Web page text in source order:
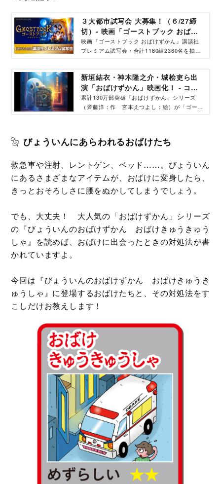
３大都市試写会 大募集！（６/27締
切）- 映画「ゴーストブック おばけ
ずかん」
映画『ゴーストブック おばけずかん』講談社
プレミアム試写会・合計1180組2360名を抽選
贈る究極の異世界冒険ファンタジー＜作品概要
＞出演：城桧吏 柴崎楓雅 サニーマックレン
ドン 吉村文香 神木隆之介 新垣結衣、監
督・脚本・VFX・ストーリー原案・キャラクタ
新垣結衣・神木隆之介・城桧吏ら出
演「おばけずかん」映画化！ - コク
リコ［cocreco］
累計130万部突破「おばけずかん」シリーズ
（斉藤洋：作 宮本えつよし：絵）が「ゴース
文香、神木隆之介、新垣結衣。【監督・脚本・
「DESTINY 鎌倉物語」「寄生獣」など。
びょういんにあらわれるおばけたち
救急車や注射、レントゲン、ベッド……。びょういん
にあるさまざまなアイテムが、おばけに変身したら、
きっとおそろしさに腰をぬかしてしまうでしょう。
でも、大丈夫！ 大人気の「おばけずかん」シリーズ
の『びょういんのおばけずかん おばけきゅうきゅう
しゃ』を読めば、おばけに出会ったときの対処法が書
かれていますよ。
今回は『びょういんのおばけずかん おばけきゅうき
ゅうしゃ』に登場するおばけたちと、その対処法をす
こしだけお教えします！